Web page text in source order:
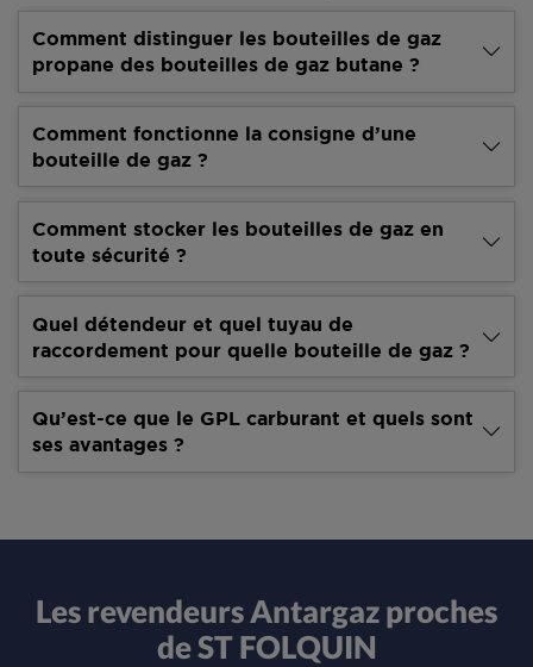
Comment distinguer les bouteilles de gaz
propane des bouteilles de gaz butane ?
Comment fonctionne la consigne d’une
bouteille de gaz ?
Comment stocker les bouteilles de gaz en
toute sécurité ?
Quel détendeur et quel tuyau de
raccordement pour quelle bouteille de gaz ?
Qu’est-ce que le GPL carburant et quels sont
ses avantages ?
Les revendeurs Antargaz proches
de ST FOLQUIN